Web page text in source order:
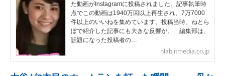
た動画がInstagramに投稿されました。記事執筆時
点でこの動画は1940万回以上再生され、7万7000
件以上のいいねを集めています。投稿当時、ねとら
ぼで紹介した記事にも大きな反響が。 編集部は、
話題になった投稿者の…
nlab.itmedia.co.jp